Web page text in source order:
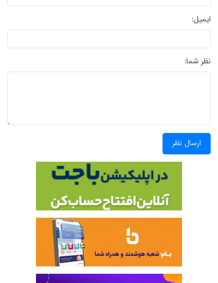
ایمیل:
نظر شما:
ارسال نظر